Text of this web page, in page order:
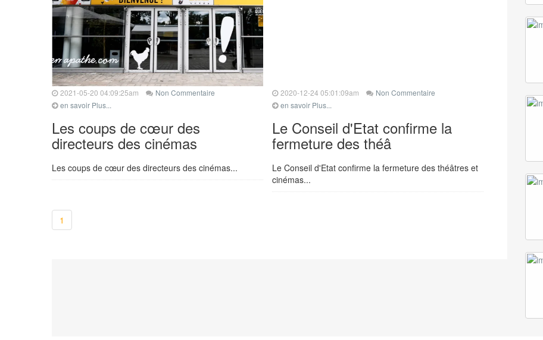
2021-05-20 04:09:25am
Non Commentaire
en savoir Plus...
Les coups de cœur des
directeurs des cinémas
Les coups de cœur des directeurs des cinémas...
2020-12-24 05:01:09am
Non Commentaire
en savoir Plus...
Le Conseil d'Etat confirme la
fermeture des théâ
Le Conseil d'Etat confirme la fermeture des théâtres et
cinémas...
1